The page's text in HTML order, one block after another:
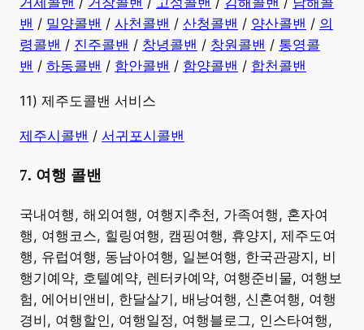
밴 / 밀양콜밴 / 사천콜밴 / 산청콜밴 / 양산콜밴 / 의
령콜밴 / 진주콜밴 / 창녕콜밴 / 창원콜밴 / 통영콜
밴 / 하동콜밴 / 함안콜밴 / 함양콜밴 / 합천콜밴
11) 제주도콜밴 서비스
제주시콜밴 / 서귀포시콜밴
7. 여행 콜밴
​국내여행, 해외여행, 여행지추천, 가족여행, 혼자여
행, 여행코스, 힐링여행, 캠핑여행, 휴양지, 제주도여
행, 유럽여행, 동남아여행, 일본여행, 한국관광지, 비
행기예약, 호텔예약, 렌터카예약, 여행준비물, 여행보
험, 에어비앤비, 한달살기, 배낭여행, 신혼여행, 여행
경비, 여행할인, 여행일정, 여행블로그, 인스타여행,